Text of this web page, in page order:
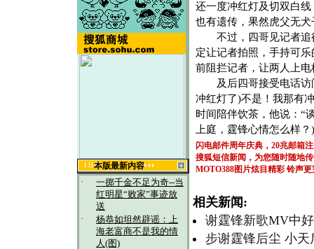
本版最新内容
·
一掷千金不足为奇--当
红明星“败家”事迹放
送
·
杨恭如坦然辟谣：上
海老富商不是我的情
人(图)
还一度冲红灯及切双白
也有遗传，果然虎父无犬
不过，四哥见记者追
定让记者拍照，手持可
前阻拦记者，让两人上电
及后四哥接受电话访
冲红灯了)不是！我那有
时间陪伴饮茶，他说：“
上庭，霆锋心情怎么样
闪电邮件周年庆典，20兆邮箱
搜狐短信新闻，为您随时随地
MOTO388图片炫目精彩 铃声更
相关新闻:
谢霆锋新歌MV中
步谢霆锋后尘 小